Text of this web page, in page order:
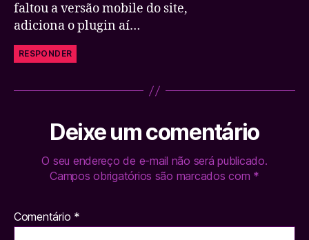
faltou a versão mobile do site,
adiciona o plugin aí…
RESPONDER
Deixe um comentário
O seu endereço de e-mail não será publicado.
Campos obrigatórios são marcados com *
Comentário *